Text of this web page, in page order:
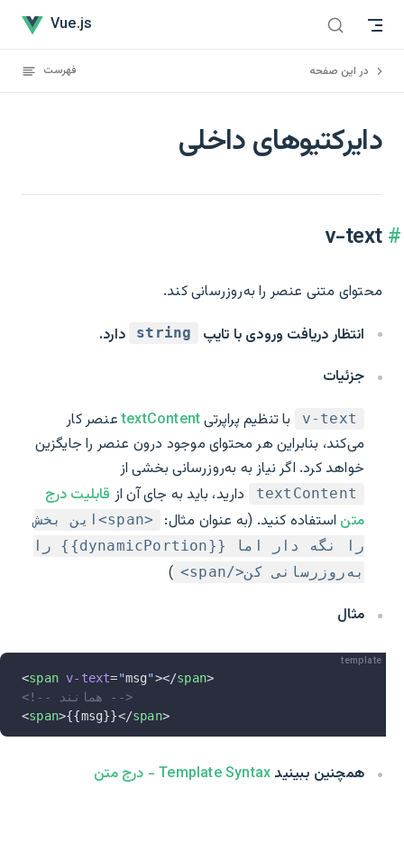
Skip to content
Vue.js
فهرست
دایرکتیو‌های داخلی
v-text
محتوای متنی عنصر را به‌روزرسانی کند.
انتظار دریافت ورودی با تایپ
string
دارد.
جزئیات
v-text با تنظیم پراپرتیtextContentعنصر کار
می‌کند، بنابراین هر محتوای موجود درون عنصر را جایگزین
خواهد کرد. اگر نیاز به به‌روزرسانی بخشی از
textContent دارید، باید به جای آن از قابلیت درج
متن استفاده کنید. (به عنوان مثال:
<span>این بخش
را نگه دار اما {{dynamicPortion}} را
به‌روزرسانی کن</span>
)
مثال
template
<span v-text="msg"></span>
<!-- همانند -->
<span>{{msg}}</span>
همچنین ببینید Template Syntax - درج متن